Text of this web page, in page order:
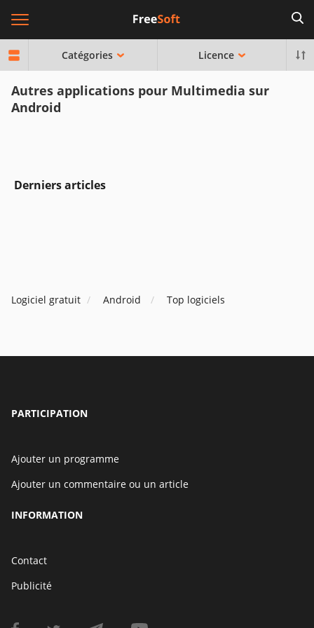
Catégories Licence
Autres applications pour Multimedia sur
Android
Derniers articles
Logiciel gratuit Android Top logiciels
PARTICIPATION
Ajouter un programme
Ajouter un commentaire ou un article
INFORMATION
Contact
Publicité